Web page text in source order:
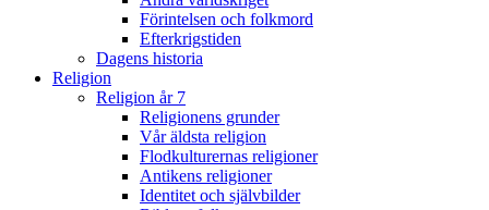
Förintelsen och folkmord
Efterkrigstiden
Dagens historia
Religion
Religion år 7
Religionens grunder
Vår äldsta religion
Flodkulturernas religioner
Antikens religioner
Identitet och självbilder